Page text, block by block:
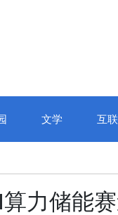
文学 互
力储能